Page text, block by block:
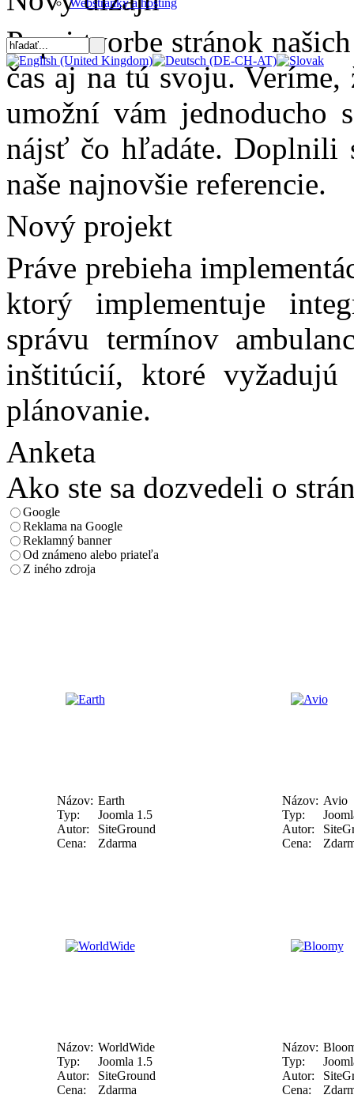
Webstránky a hosting
Popri tvorbe stránok
čas aj na tú svoju.
umožní vám jednoducho
nájsť čo hľadáte. Doplnili
naše najnovšie referencie.
Nový projekt
Práve prebieha
ktorý implementuje
správu termínov
inštitúcií, ktoré vyžadujú
plánovanie.
Anketa
Ako ste sa dozvedeli o
Google
Reklama na Google
Reklamný banner
Od známeno alebo priateľa
Z iného zdroja
Názov: Earth
Typ:
Joomla 1.5
Autor:
SiteGround
Cena:
Zdarma
Názov: Avio
Typ:
Autor:
Cena:
Názov: WorldWide
Typ:
Joomla 1.5
Autor:
SiteGround
Cena:
Zdarma
Názov:
Typ:
Autor:
Cena: